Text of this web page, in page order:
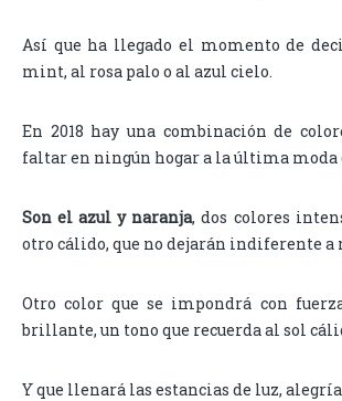
Así que ha llegado el momento de
mint, al rosa palo o al azul cielo.
En 2018 hay una combinación de
faltar en ningún hogar a la última moda
Son el azul y naranja, dos colores
otro cálido, que no dejarán indiferente a
Otro color que se impondrá con
brillante, un tono que recuerda al sol
Y que llenará las estancias de luz,